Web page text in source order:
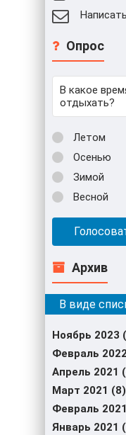
Опрос
В какое
отдыхать?
Летом
Осенью
Зимой
Весной
Архив
Ноябрь 2023
Февраль
Апрель 2021
Март 2021 (8)
Февраль
Январь 2021